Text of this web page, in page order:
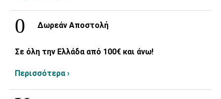
Δωρεάν Αποστολή
Σε όλη την Ελλάδα από 100€ και άνω!
Περισσότερα ›